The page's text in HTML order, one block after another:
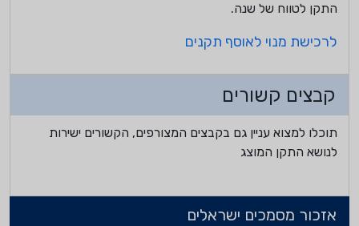
התקן לטווח של שנה.
לרכישת מנוי לאוסף תקנים
קבצים קשורים
תוכלו למצוא עניין גם בקבצים המצורפים, הקשורים ישירות
לנושא התקן המוצג
אזכור מסמכים ישראלים